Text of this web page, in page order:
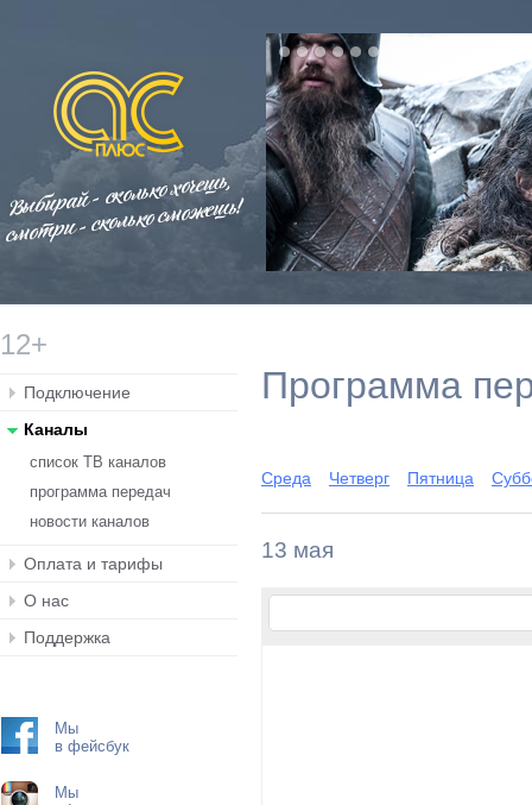
12+
Подключение
Каналы
список ТВ каналов
программа передач
новости каналов
Оплата и тарифы
О нас
Поддержка
Мы
в фейсбук
Мы
Программа
Среда Четверг Пятница
13 мая